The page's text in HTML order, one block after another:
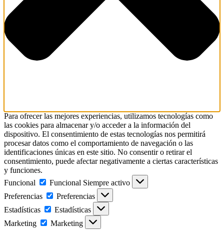
Para ofrecer las mejores experiencias, utilizamos tecnologías como
las cookies para almacenar y/o acceder a la información del
dispositivo. El consentimiento de estas tecnologías nos permitirá
procesar datos como el comportamiento de navegación o las
identificaciones únicas en este sitio. No consentir o retirar el
consentimiento, puede afectar negativamente a ciertas características
y funciones.
Funcional
Funcional Siempre activo
Preferencias
Preferencias
Estadísticas
Estadísticas
Marketing
Marketing